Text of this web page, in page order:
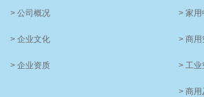
> 公司概况
> 企业文化
> 企业资质
> 家用
> 商用
> 工业
> 商用